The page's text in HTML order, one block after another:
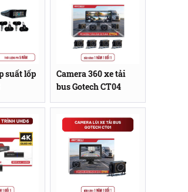
suất lốp
Camera 360 xe tải
bus Gotech CT04